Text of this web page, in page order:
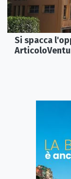
Si spacca